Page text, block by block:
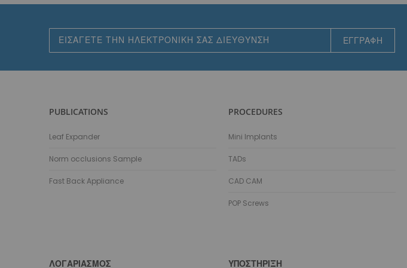
Γλωσσικά
Αποθήκευση Συρμάτων
Marking Pencil
Αισθητικές
Αισθητικά Ελατήρια
Εγγραφή
στο
Ενημερωτικό
ΕΓΓΡΑΦΉ
PUBLICATIONS
Leaf Expander
Norm occlusions Sample
Fast Back Appliance
PROCEDURES
Mini Implants
TADs
CAD CAM
POP Screws
ΛΟΓΑΡΙΑΣΜΌΣ ΥΠΟΣΤΉΡΙΞΗ